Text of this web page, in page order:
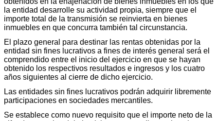
la entidad desarrolle su actividad propia, siempre que el
importe total de la transmisión se reinvierta en bienes
inmuebles en que concurra también tal circunstancia.
El plazo general para destinar las rentas obtenidas por la
entidad sin fines lucrativos a fines de interés general será el
comprendido entre el inicio del ejercicio en que se hayan
obtenido los respectivos resultados e ingresos y los cuatro
años siguientes al cierre de dicho ejercicio.
Las entidades sin fines lucrativos podrán adquirir libremente
participaciones en sociedades mercantiles.
Se establece como nuevo requisito que el importe neto de la